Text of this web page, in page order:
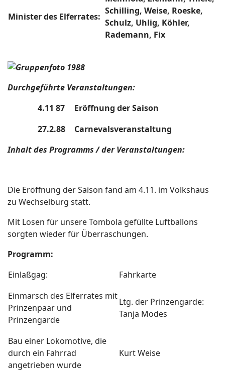
Minister des Elferrates:
Schilling, Weise, Roeske,
Schulz, Uhlig, Köhler,
Rademann, Fix
Durchgeführte Veranstaltungen:
4.11 87
Eröffnung der Saison
27.2.88
Carnevalsveranstaltung
Inhalt des Programms / der Veranstaltungen:
Die Eröffnung der Saison fand am 4.11. im Volkshaus
zu Wechselburg statt.
Mit Losen für unsere Tombola gefüllte Luftballons
sorgten wieder für Überraschungen.
Programm:
Einlaßgag:
Fahrkarte
Einmarsch des Elferrates mit
Prinzenpaar und
Prinzengarde
Ltg. der Prinzengarde:
Tanja Modes
Bau einer Lokomotive, die
durch ein Fahrrad
angetrieben wurde
Kurt Weise